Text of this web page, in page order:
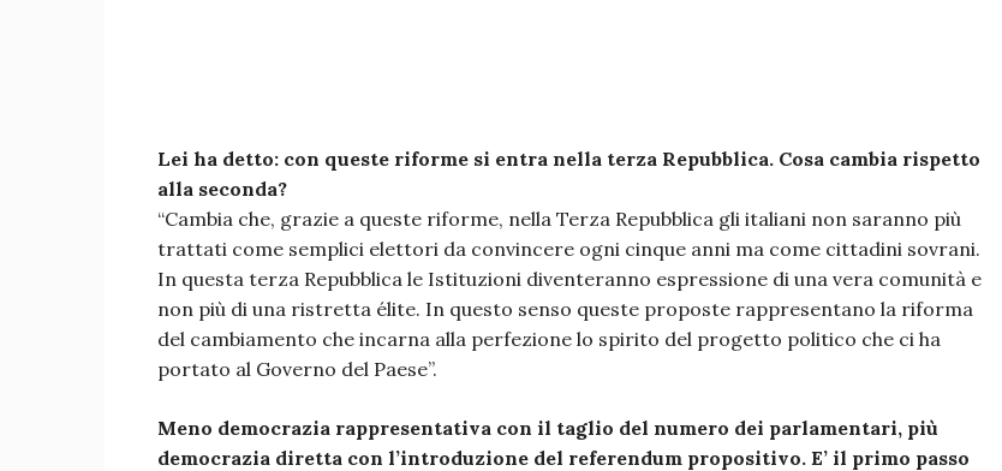
Lei ha detto: con queste riforme si entra nella terza Repubblica. Cosa cambia rispetto
alla seconda?
“Cambia che, grazie a queste riforme, nella Terza Repubblica gli italiani non saranno più
trattati come semplici elettori da convincere ogni cinque anni ma come cittadini sovrani.
In questa terza Repubblica le Istituzioni diventeranno espressione di una vera comunità e
non più di una ristretta élite. In questo senso queste proposte rappresentano la riforma
del cambiamento che incarna alla perfezione lo spirito del progetto politico che ci ha
portato al Governo del Paese”.
Meno democrazia rappresentativa con il taglio del numero dei parlamentari, più
democrazia diretta con l’introduzione del referendum propositivo. E’ il primo passo